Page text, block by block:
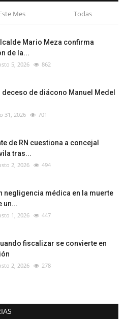
Mes Todas
Mario Meza confirma
de la...
5, 2026 862
deceso de diácono Manuel Medel
31, 2026 701
de RN cuestiona a concejal
tras...
2, 2026 494
negligencia médica en la muerte
un...
1, 2026 447
fiscalizar se convierte en
2, 2026 278